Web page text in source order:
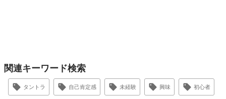
関連キーワード検索
タントラ 自己肯定感 未経験 興味 初心者